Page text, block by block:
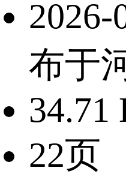
2026-
布于
34.71
22页